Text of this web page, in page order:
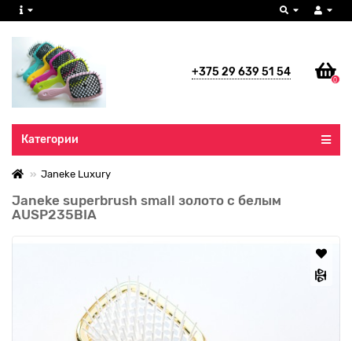
+375 29 639 51 54
0
Все категории
Категории
Janeke Luxury
Janeke superbrush small золото с белым
AUSP235BIA